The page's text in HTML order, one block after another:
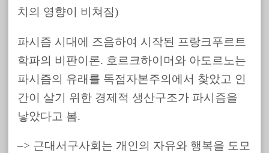
치의 영향이 비쳐짐)
파시즘 시대에 즈음하여 시작된 프랑크푸르트
학파의 비판이론. 호르크하이머와 아도르노는
파시즘의 유래를 독점자본주의에서 찾았고 인
간이 살기 위한 경제적 생산구조가 파시즘을
낳았다고 봄.
–> 근대서구사회는 개인의 자유와 행복을 도모